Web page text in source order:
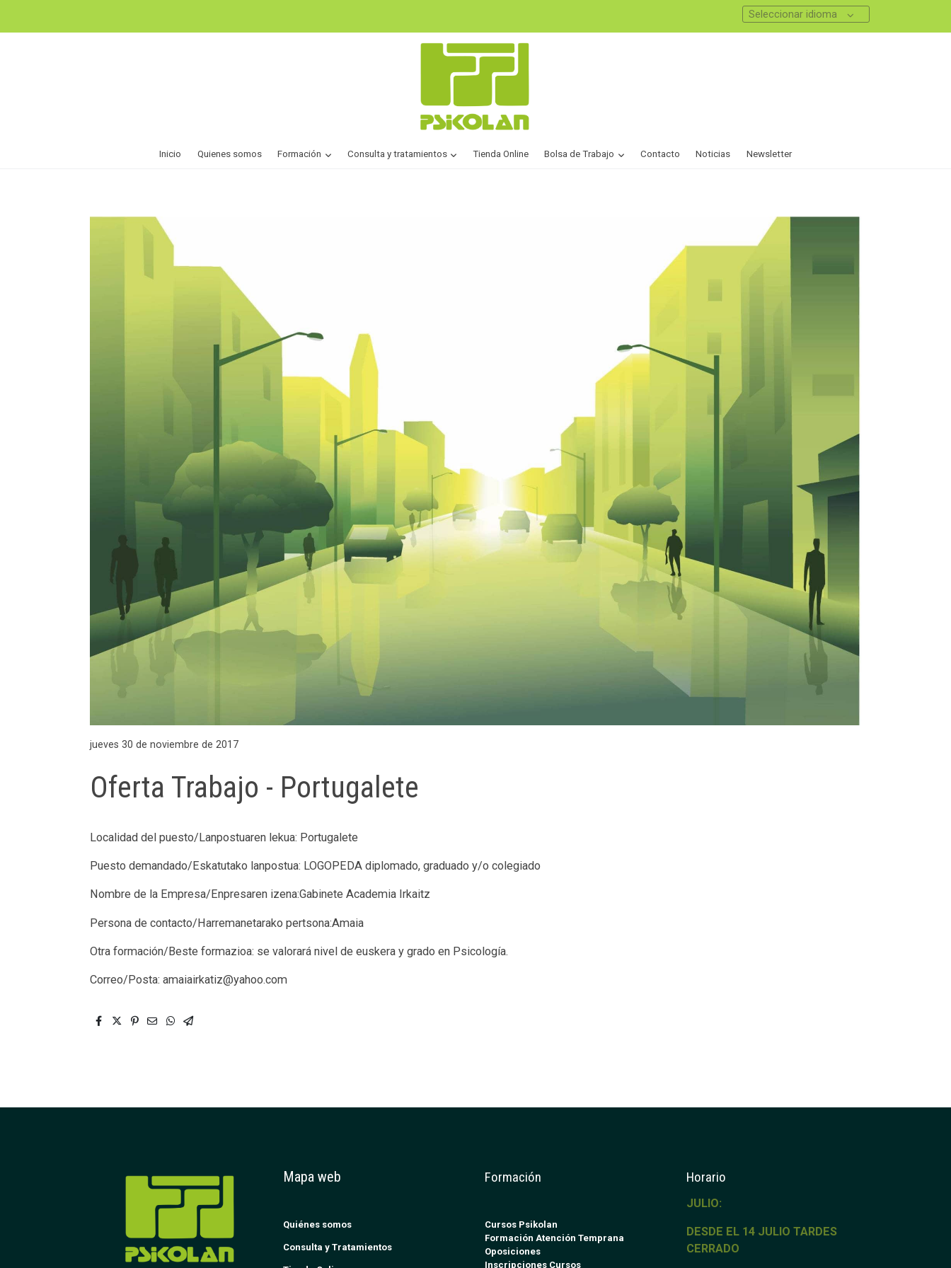
Seleccionar idioma
Inicio Quienes somos Formación Consulta y tratamientos Tienda Online Bolsa de Trabajo Contacto Noticias Newsletter
jueves 30 de noviembre de 2017
Oferta Trabajo - Portugalete
Localidad del puesto/Lanpostuaren lekua: Portugalete
Puesto demandado/Eskatutako lanpostua: LOGOPEDA diplomado, graduado y/o colegiado
Nombre de la Empresa/Enpresaren izena:Gabinete Academia Irkaitz
Persona de contacto/Harremanetarako pertsona:Amaia
Otra formación/Beste formazioa: se valorará nivel de euskera y grado en Psicología.
Correo/Posta: amaiairkatiz@yahoo.com
Mapa web
Quiénes somos
Consulta y Tratamientos
Formación
Cursos Psikolan
Formación Atención Temprana
Oposiciones
Inscripciones Cursos
Horario
JULIO:
DESDE EL 14 JULIO TARDES
CERRADO